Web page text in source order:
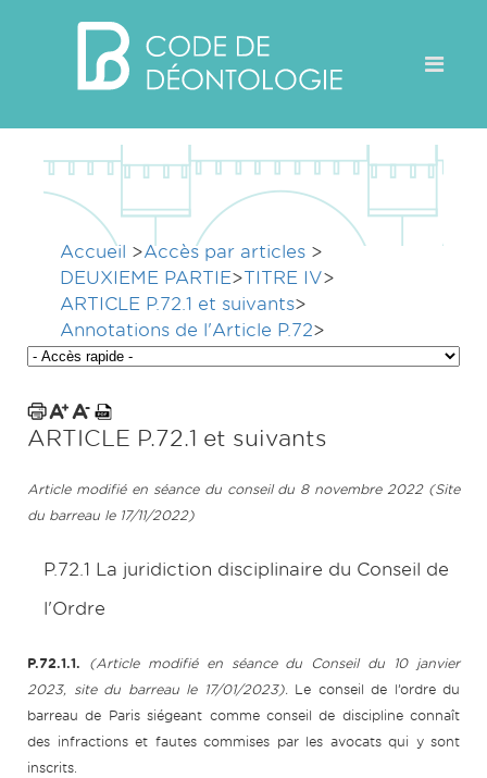
Accueil >Accès par articles >
DEUXIEME PARTIE>TITRE IV>
ARTICLE P.72.1 et suivants>
Annotations de l'Article P.72>
ARTICLE P.72.1 et suivants
Article modifié en séance du conseil du 8 novembre 2022 (Site
du barreau le 17/11/2022)
P.72.1 La juridiction disciplinaire du Conseil de
l'Ordre
P.72.1.1.
(Article modifié en séance du Conseil du 10 janvier
2023, site du barreau le 17/01/2023).Le conseil de l’ordre du
barreau de Paris siégeant comme conseil de discipline connaît
des infractions et fautes commises par les avocats qui y sont
inscrits.